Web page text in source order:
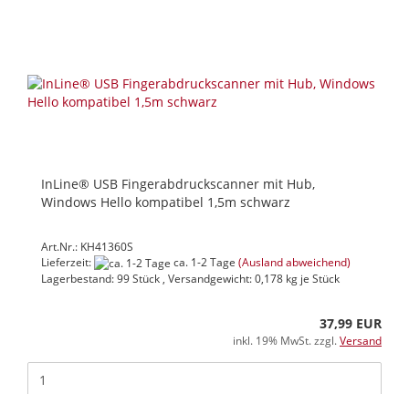
InLine® USB Fingerabdruckscanner mit Hub,
Windows Hello kompatibel 1,5m schwarz
Art.Nr.: KH41360S
Lieferzeit:
ca. 1-2 Tage (Ausland abweichend)
Lagerbestand: 99 Stück , Versandgewicht:0,178 kg je Stück
37,99 EUR
inkl. 19% MwSt. zzgl.Versand